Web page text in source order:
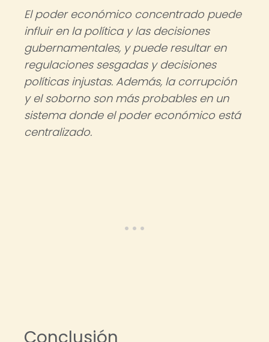
El poder económico concentrado puede
influir en la política y las decisiones
gubernamentales, y puede resultar en
regulaciones sesgadas y decisiones
políticas injustas. Además, la corrupción
y el soborno son más probables en un
sistema donde el poder económico está
centralizado.